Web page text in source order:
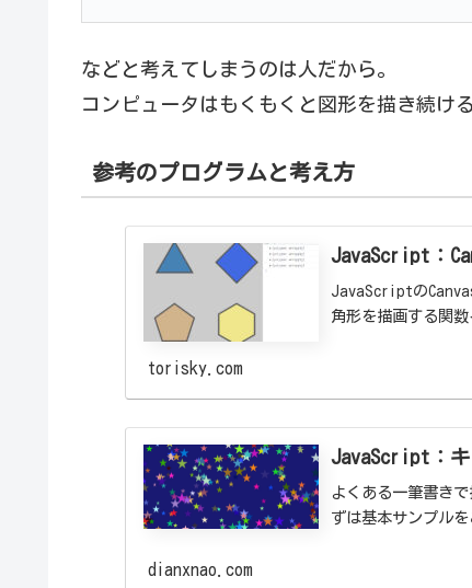
などと考えてしまうのは人だから。
コンピュータはもくもくと図形を描き続ける
参考のプログラムと考え方
JavaScript：
JavaScriptの
角形を描画する関数
torisky.com
JavaScript：
よくある一筆書き
ずは基本サンプルを
dianxnao.com